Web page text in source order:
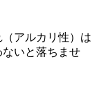
アルカリ性）は
いと落ちませ